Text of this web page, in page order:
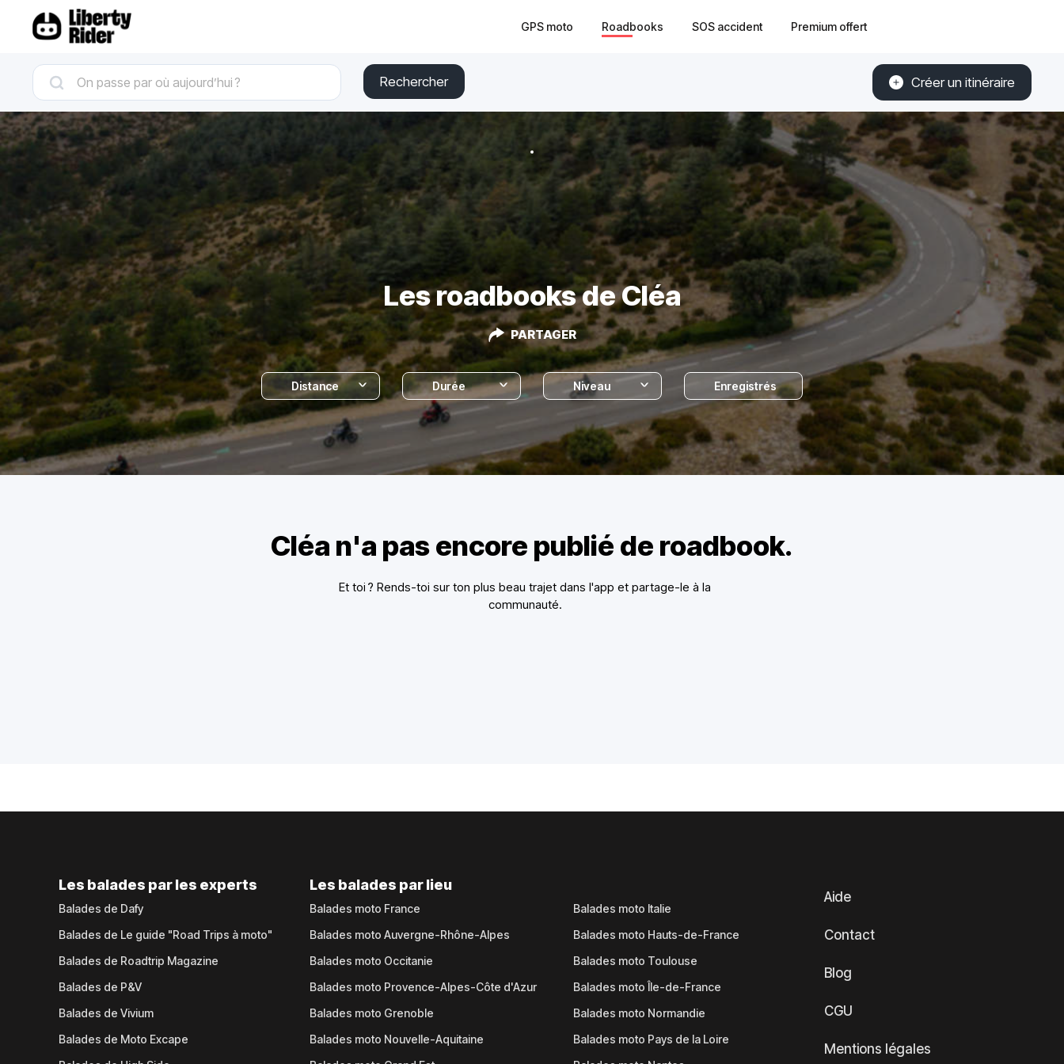
GPS moto Roadbooks SOS accident Premium offert
Rechercher Créer un itinéraire
Les roadbooks de Cléa
PARTAGER
Distance Durée Niveau Enregistrés
Cléa n'a pas encore publié de roadbook.
Et toi ? Rends-toi sur ton plus beau trajet dans l'app et partage-le à la
communauté.
Les balades par les experts
Balades de Dafy
Balades de Le guide "Road Trips à moto"
Balades de Roadtrip Magazine
Balades de P&V
Balades de Vivium
Balades de Moto Excape
Les balades par lieu
Balades moto France
Balades moto Auvergne-Rhône-Alpes
Balades moto Occitanie
Balades moto Provence-Alpes-Côte d'Azur
Balades moto Grenoble
Balades moto Nouvelle-Aquitaine
Balades moto Italie
Balades moto Hauts-de-France
Balades moto Toulouse
Balades moto Île-de-France
Balades moto Normandie
Balades moto Pays de la Loire
Aide
Contact
Blog
CGU
Mentions légales